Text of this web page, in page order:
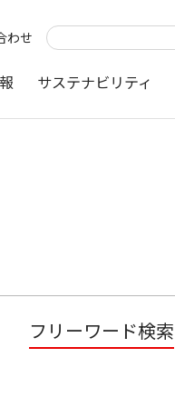
わせ
サステナビリティ
フリーワード検索